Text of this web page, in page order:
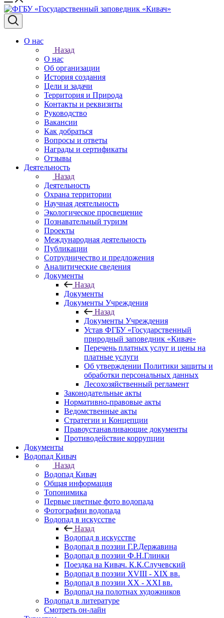
О нас
Назад
О нас
Об организации
История создания
Цели и задачи
Территория и Природа
Контакты и реквизиты
Руководство
Вакансии
Как добраться
Вопросы и ответы
Награды и сертификаты
Отзывы
Деятельность
Назад
Деятельность
Охрана территории
Научная деятельность
Экологическое просвещение
Познавательный туризм
Проекты
Международная деятельность
Публикации
Сотрудничество и предложения
Аналитические сведения
Документы
Назад
Документы
Документы Учреждения
Назад
Документы Учреждения
Устав ФГБУ «Государственный
природный заповедник «Кивач»
Перечень платных услуг и цены на
платные услуги
Об утверждении Политики защиты и
обработки персональных данных
Лесохозяйственный регламент
Законодательные акты
Нормативно-правовые акты
Ведомственные акты
Стратегии и Концепции
Правоустанавливающие документы
Противодействие коррупции
Документы
Водопад Кивач
Назад
Водопад Кивач
Общая информация
Топонимика
Первые цветные фото водопада
Фотографии водопада
Водопад в искусстве
Назад
Водопад в искусстве
Водопад в поэзии Г.Р.Державина
Водопад в поэзии Ф.Н.Глинки
Поездка на Кивач. К.К.Случевский
Водопад в поэзии XVIII - XIX вв.
Водопад в поэзии XX - XXI вв.
Водопад на полотнах художников
Водопад в литературе
Смотреть он-лайн